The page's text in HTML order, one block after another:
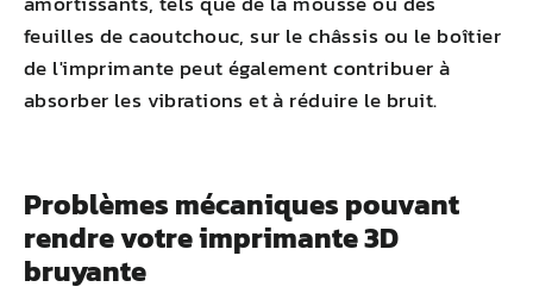
feuilles de caoutchouc, sur le châssis ou le boîtier
de l'imprimante peut également contribuer à
absorber les vibrations et à réduire le bruit.
Problèmes mécaniques pouvant
rendre votre imprimante 3D
bruyante